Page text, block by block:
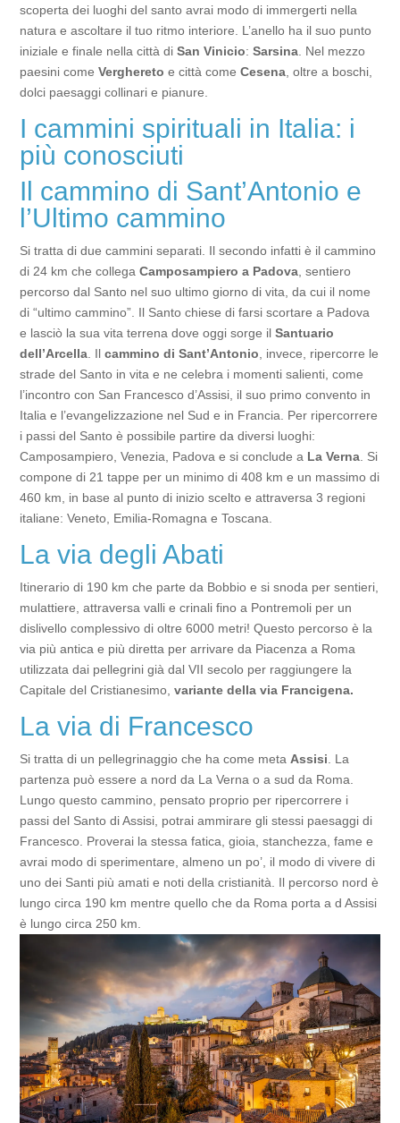
scoperta dei luoghi del santo avrai modo di immergerti nella
natura e ascoltare il tuo ritmo interiore. L’anello ha il suo punto
iniziale e finale nella città di San Vinicio:Sarsina . Nel mezzo
paesini comeVerghereto e città come Cesena , oltre a boschi,
dolci paesaggi collinari e pianure.
I cammini spirituali in Italia: i
più conosciuti
Il cammino di Sant’Antonio e
l’Ultimo cammino
Si tratta di due cammini separati. Il secondo infatti è il cammino
di 24 km che collegaCamposampiero a Padova , sentiero
percorso dal Santo nel suo ultimo giorno di vita, da cui il nome
di “ultimo cammino”. Il Santo chiese di farsi scortare a Padova
e lasciò la sua vita terrena dove oggi sorge ilSantuario
dell’Arcella . Ilcammino di Sant’Antonio , invece, ripercorre le
strade del Santo in vita e ne celebra i momenti salienti, come
l’incontro con San Francesco d’Assisi, il suo primo convento in
Italia e l’evangelizzazione nel Sud e in Francia. Per ripercorrere
i passi del Santo è possibile partire da diversi luoghi:
Camposampiero, Venezia, Padova e si conclude a La Verna . Si
compone di 21 tappe per un minimo di 408 km e un massimo di
460 km, in base al punto di inizio scelto e attraversa 3 regioni
italiane: Veneto, Emilia-Romagna e Toscana.
La via degli Abati
Itinerario di 190 km che parte da Bobbio e si snoda per sentieri,
mulattiere, attraversa valli e crinali fino a Pontremoli per un
dislivello complessivo di oltre 6000 metri! Questo percorso è la
via più antica e più diretta per arrivare da Piacenza a Roma
utilizzata dai pellegrini già dal VII secolo per raggiungere la
Capitale del Cristianesimo,variante della via Francigena.
La via di Francesco
Si tratta di un pellegrinaggio che ha come meta Assisi . La
partenza può essere a nord da La Verna o a sud da Roma.
Lungo questo cammino, pensato proprio per ripercorrere i
passi del Santo di Assisi, potrai ammirare gli stessi paesaggi di
Francesco. Proverai la stessa fatica, gioia, stanchezza, fame e
avrai modo di sperimentare, almeno un po’, il modo di vivere di
uno dei Santi più amati e noti della cristianità. Il percorso nord è
lungo circa 190 km mentre quello che da Roma porta a d Assisi
è lungo circa 250 km.